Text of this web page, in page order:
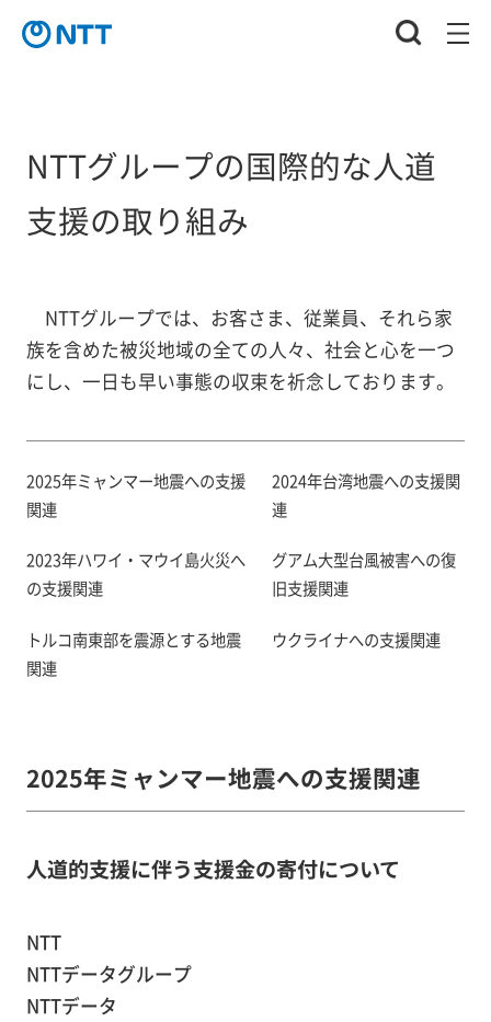
NTTグループの国際的な人道
支援の取り組み
NTTグループでは、お客さま、従業員、それら家
族を含めた被災地域の全ての人々、社会と心を一つ
にし、一日も早い事態の収束を祈念しております。
2025年ミャンマー地震への支援
関連
2024年台湾地震への支援関
連
2023年ハワイ・マウイ島火災へ
の支援関連
グアム大型台風被害への復
旧支援関連
トルコ南東部を震源とする地震
関連
ウクライナへの支援関連
2025年ミャンマー地震への支援関連
人道的支援に伴う支援金の寄付について
NTT
NTTデータグループ
NTTデータ